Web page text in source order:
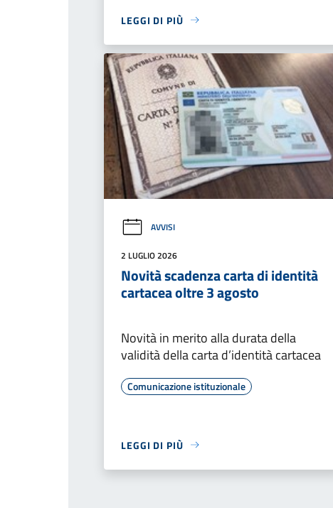
LEGGI DI PIÙ
AVVISI
2 LUGLIO 2026
Novità scadenza carta di identità
cartacea oltre 3 agosto
Novità in merito alla durata della
validità della carta d’identità cartacea
Comunicazione istituzionale
LEGGI DI PIÙ